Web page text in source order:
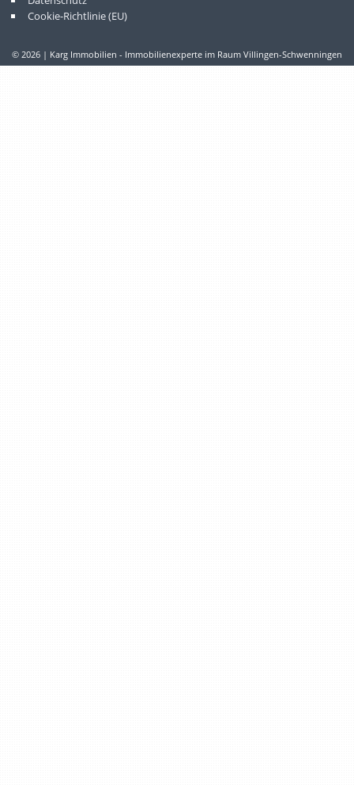
Cookie-Richtlinie (EU)
© 2026 | Karg Immobilien - Immobilienexperte im Raum Villingen-Schwenningen